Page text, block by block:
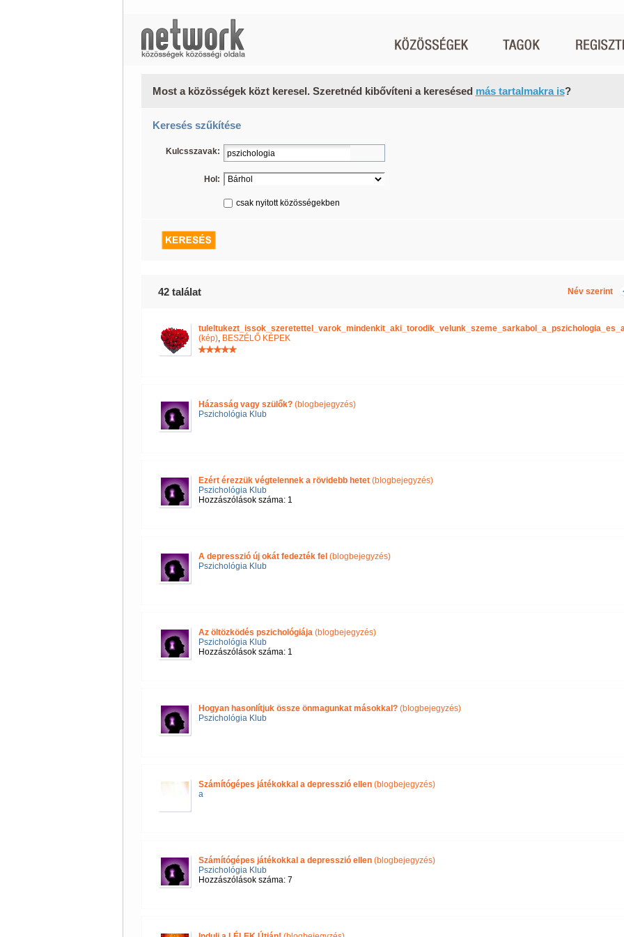
Most a közösségek közt keresel. Szeretnéd kibővíteni a keresésed más tartalmakra is?
Keresés szűkítése
Kulcsszavak:
Hol:
csak nyitott közösségekben
42 találat Név szerint
(kép), BESZÉLŐ KÉPEK
Házasság vagy szülők?(blogbejegyzés)
Pszichológia Klub
Ezért érezzük végtelennek a rövidebb hetet(blogbejegyzés)
Pszichológia Klub
Hozzászólások száma: 1
A depresszió új okát fedezték fel (blogbejegyzés)
Pszichológia Klub
Az öltözködés pszichológiája(blogbejegyzés)
Pszichológia Klub
Hozzászólások száma: 1
Hogyan hasonlítjuk össze önmagunkat másokkal?(blogbejegyzés)
Pszichológia Klub
Számítógépes játékokkal a depresszió ellen(blogbejegyzés)
a
Számítógépes játékokkal a depresszió ellen(blogbejegyzés)
Pszichológia Klub
Hozzászólások száma: 7